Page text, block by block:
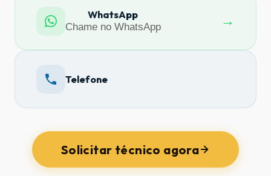
WhatsApp
Chame no WhatsApp
→
Telefone
Solicitar técnico agora